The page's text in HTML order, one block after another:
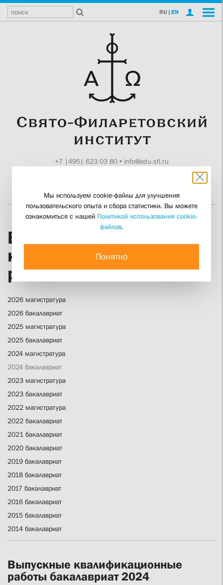
RU | EN
+7 |495| 623 03 80• info@edu.sfi.ru
Выпускные
квалификационные
работы
2026 магистратура
2026 бакалавриат
2025 магистратура
2025 бакалавриат
2024 магистратура
2024 бакалавриат
2023 магистратура
2023 бакалавриат
2022 магистратура
2022 бакалавриат
2021 бакалавриат
2020 бакалавриат
2019 бакалавриат
2018 бакалавриат
2017 бакалавриат
2016 бакалавриат
2015 бакалавриат
2014 бакалавриат
Выпускные квалификационные
работы бакалавриат 2024
Мы используем cookie-файлы для улучшения
пользовательского опыта и сбора статистики. Вы можете
ознакомиться с нашей Политикой использования cookie-
файлов.
Понятно